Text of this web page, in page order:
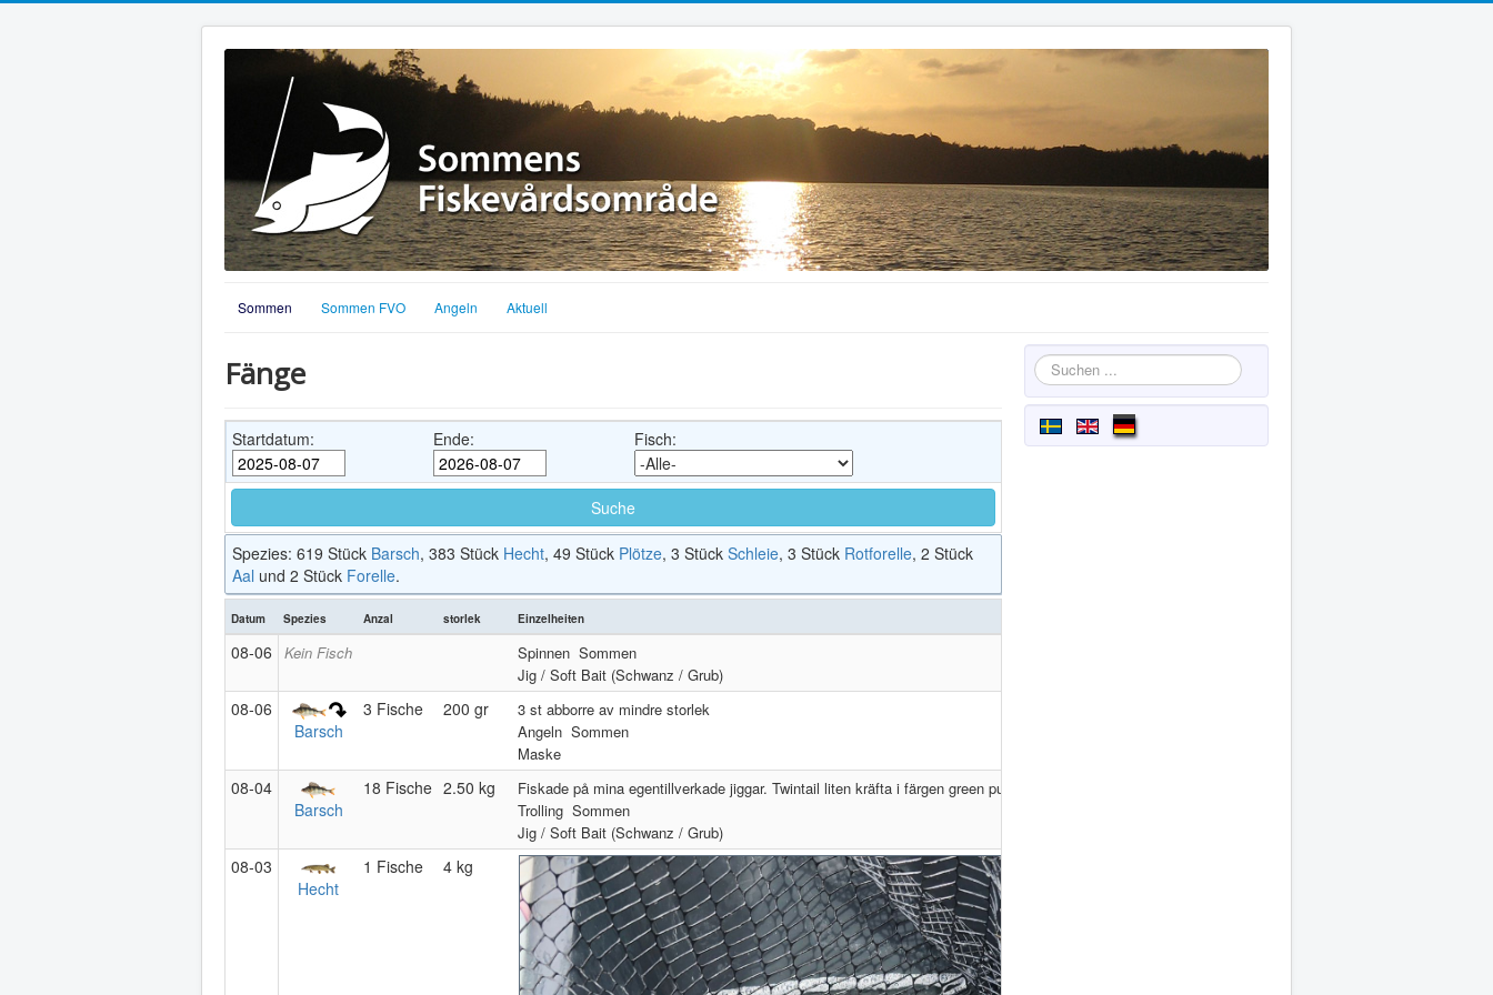
Sommen Sommen FVO Angeln Aktuell
Fänge
Suchen
...